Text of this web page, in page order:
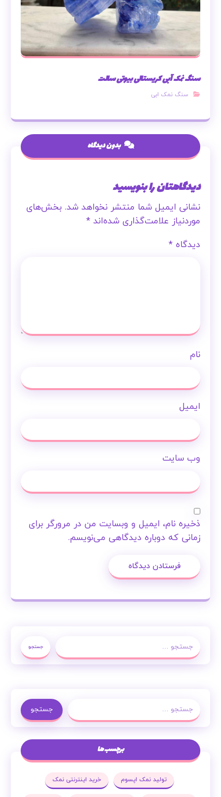
سنگ نمک آبی کریستالی بیوتی سالت
سنگ نمک ابی
بدون دیدگاه
دیدگاهتان را بنویسید
نشانی ایمیل شما منتشر نخواهد شد. بخش‌های
موردنیاز علامت‌گذاری شده‌اند*
دیدگاه*
نام
ایمیل
وب‌ سایت
ذخیره نام، ایمیل و وبسایت من در مرورگر برای
زمانی که دوباره دیدگاهی می‌نویسم.
فرستادن دیدگاه
جستجو
جستجو
برچسب ها
تولید نمک اپسوم خرید اینترنتی نمک